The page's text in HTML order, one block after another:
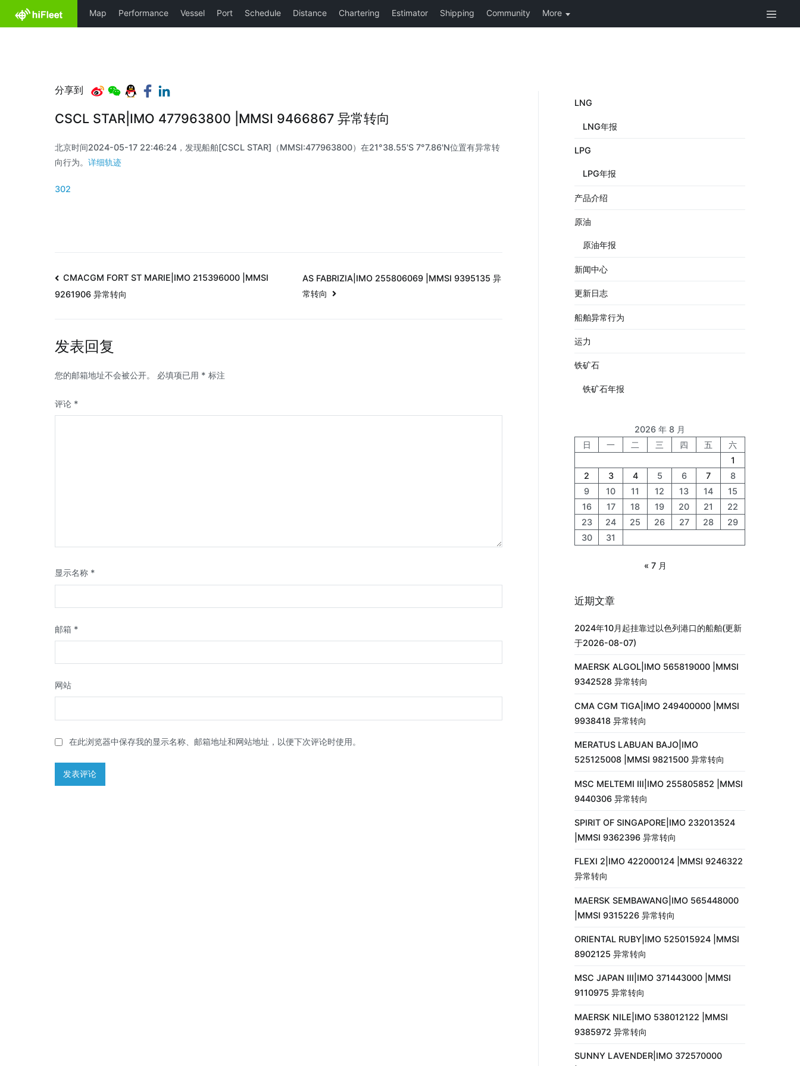
分享到
CSCL STAR|IMO 477963800 |MMSI 9466867 异常转向
北京时间2024-05-17 22:46:24，发现船舶[CSCL STAR]（MMSI:477963800）在21°38.55'S 7°7.86'N位置有异常转
向行为。 详细轨迹
302
CMACGM FORT ST MARIE|IMO 215396000 |MMSI
9261906 异常转向
AS FABRIZIA|IMO 255806069 |MMSI 9395135 异
常转向
发表回复
您的邮箱地址不会被公开。 必填项已用 * 标注
评论 *
显示名称 *
邮箱 *
网站
在此浏览器中保存我的显示名称、邮箱地址和网站地址，以便下次评论时使用。
LNG
LNG年报
LPG
LPG年报
产品介绍
原油
原油年报
新闻中心
更新日志
船舶异常行为
运力
铁矿石
铁矿石年报
2026 年 8 月
日
一 二 三 四 五
六
1
2
3 4 5 6 7
8
9
10 11 12 13 14
15
16
17 18 19 20 21
22
23
24 25 26 27 28
29
30
31
« 7 月
近期文章
2024年10月起挂靠过以色列港口的船舶(更新
于2026-08-07)
MAERSK ALGOL|IMO 565819000 |MMSI
9342528 异常转向
CMA CGM TIGA|IMO 249400000 |MMSI
9938418 异常转向
MERATUS LABUAN BAJO|IMO
525125008 |MMSI 9821500 异常转向
MSC MELTEMI III|IMO 255805852 |MMSI
9440306 异常转向
SPIRIT OF SINGAPORE|IMO 232013524
|MMSI 9362396 异常转向
FLEXI 2|IMO 422000124 |MMSI 9246322
异常转向
MAERSK SEMBAWANG|IMO 565448000
|MMSI 9315226 异常转向
ORIENTAL RUBY|IMO 525015924 |MMSI
8902125 异常转向
MSC JAPAN III|IMO 371443000 |MMSI
9110975 异常转向
MAERSK NILE|IMO 538012122 |MMSI
9385972 异常转向
SUNNY LAVENDER|IMO 372570000